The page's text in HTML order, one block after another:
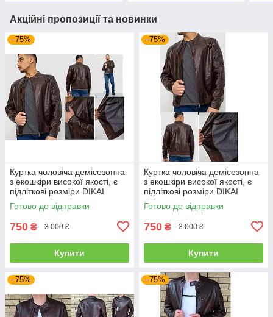
Акційні пропозиції та новинки
–75%
Куртка чоловіча демісезонна
з екошкіри високої якості, є
підліткові розміри DIKAI
Готово до відправки
750 ₴ 3 000 ₴
Купити
–75%
Куртка чоловіча демісезонна
з екошкіри високої якості, є
підліткові розміри DIKAI
Готово до відправки
750 ₴ 3 000 ₴
Купити
–75% –75%